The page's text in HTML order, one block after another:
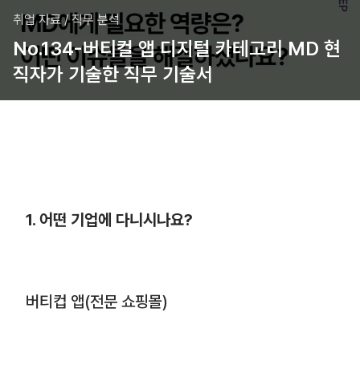
취업 자료/직무 분석
No.134-버티컬 앱 디지털 카테고리 MD 현
직자가 기술한 직무 기술서
1. 어떤 기업에 다니시나요?
버티컵 앱(전문 쇼핑몰)